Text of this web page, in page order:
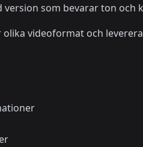
som bevarar ton och
videoformat och